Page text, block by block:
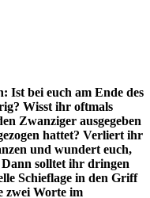
Ist bei euch am Ende des
Wisst ihr oftmals
Zwanziger ausgegeben
hattet? Verliert ihr
und wundert euch,
Dann solltet ihr dringen
Schieflage in den Griff
zwei Worte im